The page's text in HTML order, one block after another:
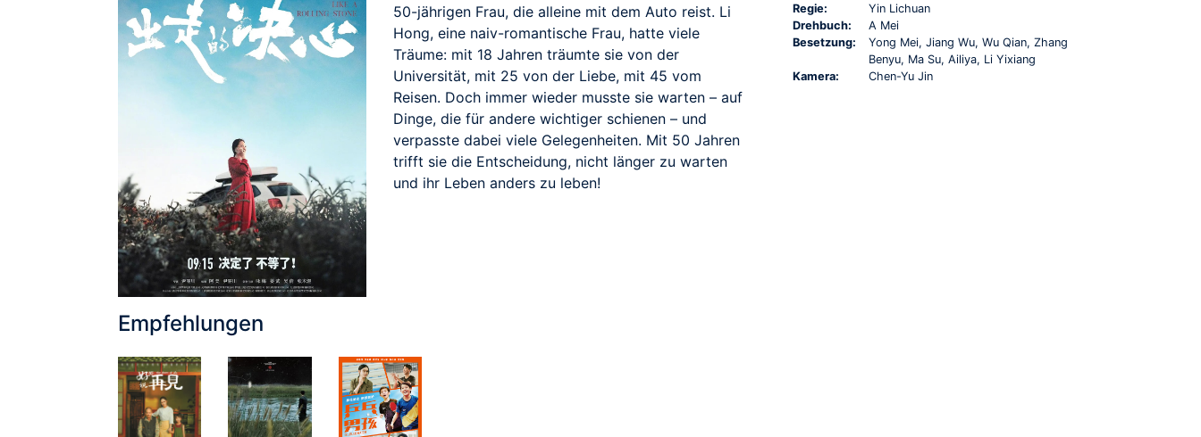
50-jährigen Frau, die alleine mit dem Auto reist. Li
Hong, eine naiv-romantische Frau, hatte viele
Träume: mit 18 Jahren träumte sie von der
Universität, mit 25 von der Liebe, mit 45 vom
Reisen. Doch immer wieder musste sie warten – auf
Dinge, die für andere wichtiger schienen – und
verpasste dabei viele Gelegenheiten. Mit 50 Jahren
trifft sie die Entscheidung, nicht länger zu warten
und ihr Leben anders zu leben!
Regie:
Yin Lichuan
Drehbuch:
A Mei
Besetzung:
Yong Mei, Jiang Wu, Wu Qian, Zhang
Benyu, Ma Su, Ailiya, Li Yixiang
Kamera:
Chen-Yu Jin
Empfehlungen